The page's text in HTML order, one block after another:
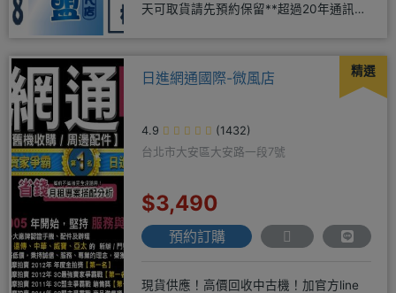
天可取貨請先預約保留**超過20年通訊經
精選
日進網通國際-微風店
4.9
(1432)
台北市大安區大安路一段7號
$3,490
預約訂購
現貨供應！高價回收中古機！加官方line